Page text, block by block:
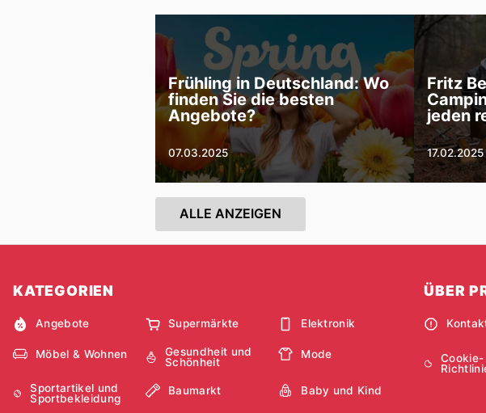
Frühling in Deutschland: Wo
finden Sie die besten
Angebote?
07.03.2025
Fritz
jeden
17.02.2025
ALLE ANZEIGEN
KATEGORIEN
Angebote Supermärkte Elektronik
Möbel & Wohnen
Gesundheit und
Schönheit
Mode
Sportartikel und
Sportbekleidung
Baumarkt Baby und Kind
ÜBER
Cookie-